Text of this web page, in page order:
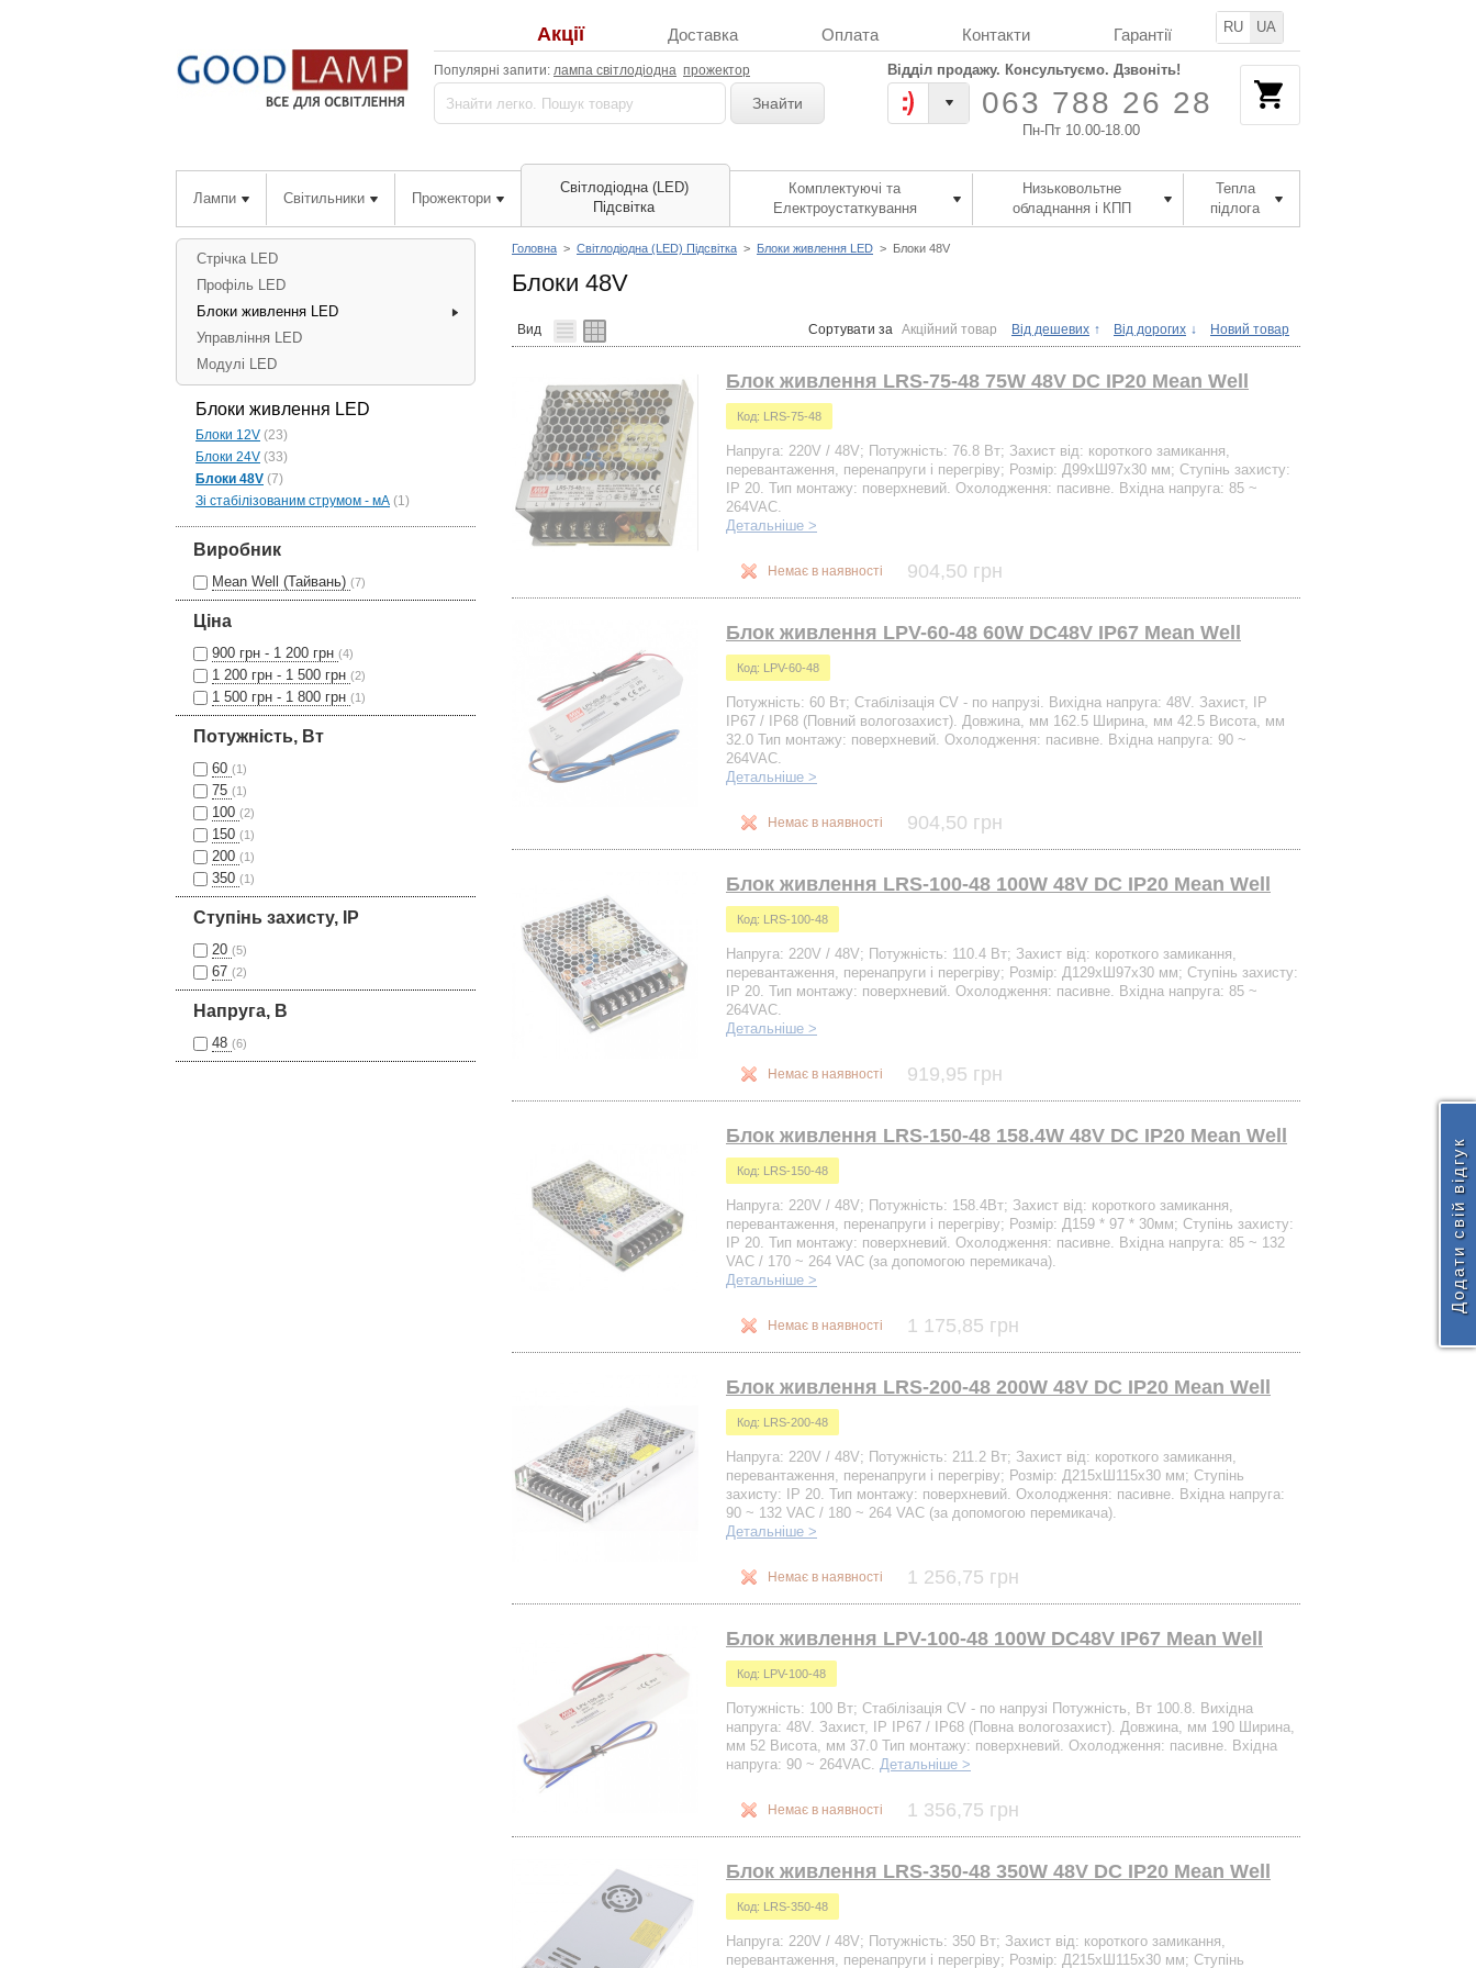
RU UA
Акції Доставка Оплата Контакти Гарантії
Популярні запити: лампа світлодіодна прожектор
Знайти
Відділ продажу. Консультуємо. Дзвоніть!
063 788 26 28
Пн-Пт 10.00-18.00
Лампи Світильники Прожектори
Світлодіодна (LED)
Підсвітка
Комплектуючі та
Електроустаткування
Низьковольтне
обладнання і КПП
Тепла
підлога
Головна > Світлодіодна (LED) Підсвітка > Блоки живлення LED > Блоки 48V
Блоки 48V
Вид Сортувати за Акційний товар Від дешевих Від дорогих Новий товар
Блок живлення LRS-75-48 75W 48V DC IP20 Mean Well
Код: LRS-75-48
Напруга: 220V / 48V; Потужність: 76.8 Вт; Захист від: короткого замикання,
перевантаження, перенапруги і перегріву; Розмір: Д99xШ97х30 мм; Ступінь захисту:
IP 20. Тип монтажу: поверхневий. Охолодження: пасивне. Вхідна напруга: 85 ~
264VAC.
Детальніше >
904,50 грн
Немає в наявності
Блок живлення LPV-60-48 60W DC48V IP67 Mean Well
Код: LPV-60-48
Потужність: 60 Вт; Стабілізація CV - по напрузі. Вихідна напруга: 48V. Захист, IP
IP67 / IP68 (Повний вологозахист). Довжина, мм 162.5 Ширина, мм 42.5 Висота, мм
32.0 Тип монтажу: поверхневий. Охолодження: пасивне. Вхідна напруга: 90 ~
264VAC.
Детальніше >
904,50 грн
Немає в наявності
Блок живлення LRS-100-48 100W 48V DC IP20 Mean Well
Код: LRS-100-48
Напруга: 220V / 48V; Потужність: 110.4 Вт; Захист від: короткого замикання,
перевантаження, перенапруги і перегріву; Розмір: Д129xШ97х30 мм; Ступінь захисту:
IP 20. Тип монтажу: поверхневий. Охолодження: пасивне. Вхідна напруга: 85 ~
264VAC.
Детальніше >
919,95 грн
Немає в наявності
Блок живлення LRS-150-48 158.4W 48V DC IP20 Mean Well
Код: LRS-150-48
Напруга: 220V / 48V; Потужність: 158.4Вт; Захист від: короткого замикання,
перевантаження, перенапруги і перегріву; Розмір: Д159 * 97 * 30мм; Ступінь захисту:
IP 20. Тип монтажу: поверхневий. Охолодження: пасивне. Вхідна напруга: 85 ~ 132
VAC / 170 ~ 264 VAC (за допомогою перемикача).
Детальніше >
1 175,85 грн
Немає в наявності
Блок живлення LRS-200-48 200W 48V DC IP20 Mean Well
Код: LRS-200-48
Напруга: 220V / 48V; Потужність: 211.2 Вт; Захист від: короткого замикання,
перевантаження, перенапруги і перегріву; Розмір: Д215xШ115х30 мм; Ступінь
захисту: IP 20. Тип монтажу: поверхневий. Охолодження: пасивне. Вхідна напруга:
90 ~ 132 VAC / 180 ~ 264 VAC (за допомогою перемикача).
Детальніше >
1 256,75 грн
Немає в наявності
Блок живлення LPV-100-48 100W DC48V IP67 Mean Well
Код: LPV-100-48
Потужність: 100 Вт; Стабілізація CV - по напрузі Потужність, Вт 100.8. Вихідна
напруга: 48V. Захист, IP IP67 / IP68 (Повна вологозахист). Довжина, мм 190 Ширина,
мм 52 Висота, мм 37.0 Тип монтажу: поверхневий. Охолодження: пасивне. Вхідна
напруга: 90 ~ 264VAC. Детальніше >
1 356,75 грн
Немає в наявності
Блок живлення LRS-350-48 350W 48V DC IP20 Mean Well
Код: LRS-350-48
Напруга: 220V / 48V; Потужність: 350 Вт; Захист від: короткого замикання,
перевантаження, перенапруги і перегріву; Розмір: Д215xШ115х30 мм; Ступінь
Стрічка LED
Профіль LED
Блоки живлення LED
Управління LED
Модулі LED
Блоки живлення LED
Блоки 12V (23)
Блоки 24V (33)
Блоки 48V (7)
Зі стабілізованим струмом - мА (1)
Виробник
Mean Well (Тайвань) (7)
Ціна
900 грн - 1 200 грн (4)
1 200 грн - 1 500 грн (2)
1 500 грн - 1 800 грн (1)
Потужність, Вт
60 (1)
75 (1)
100 (2)
150 (1)
200 (1)
350 (1)
Ступінь захисту, IP
20 (5)
67 (2)
Напруга, В
48 (6)
Додати свій відгук